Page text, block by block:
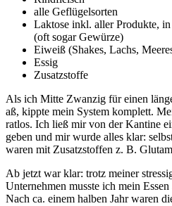
alle Geflügelsorten
Laktose inkl. aller Produkte,
(oft sogar Gewürze)
Eiweiß (Shakes, Lachs,
Essig
Zusatzstoffe
Als ich Mitte Zwanzig für einen
aß, kippte mein System komplett.
ratlos. Ich ließ mir von der Kantine
geben und mir wurde alles klar:
waren mit Zusatzstoffen z. B.
Ab jetzt war klar: trotz meiner
Unternehmen musste ich mein
Nach ca. einem halben Jahr waren